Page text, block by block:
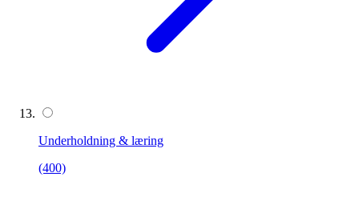
Underholdning & læring
(400)